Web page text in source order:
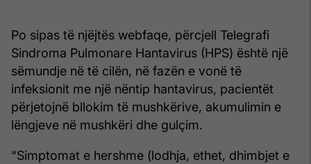
Po sipas të njëjtës webfaqe, përcjell Telegrafi
Sindroma Pulmonare Hantavirus (HPS) është një
sëmundje në të cilën, në fazën e vonë të
infeksionit me një nëntip hantavirus, pacientët
përjetojnë bllokim të mushkërive, akumulimin e
lëngjeve në mushkëri dhe gulçim.
“Simptomat e hershme (lodhja, ethet, dhimbjet e